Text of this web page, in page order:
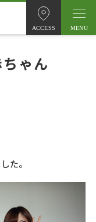
ACCESS
ゃん
た。